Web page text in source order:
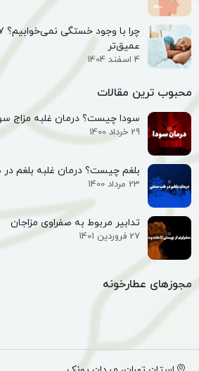
عمیق‌تر
4 اسفند 1404
محبوب ترین مقالات
سودا چیست؟ درمان غلبه مزاج
29 خرداد 1400
بلغم چیست؟ درمان غلبه بلغم
23 مرداد 1400
تدابیر مربوط به صفراوی مزاجان
27 فروردین 1401
مجوزهای عطارخونه